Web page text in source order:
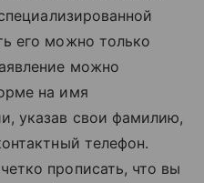
его можно только
можно
на имя
указав свои фамилию,
телефон.
прописать, что вы